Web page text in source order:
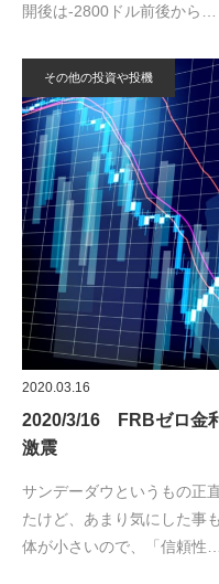
開後は-2800ドル前後から…
その他の投資や投機
2020.03.16
2020/3/16 FRBゼロ金
激震
サンデーダウというもの正
たけど、あまり気にした事
体が小さいので、「信頼性…